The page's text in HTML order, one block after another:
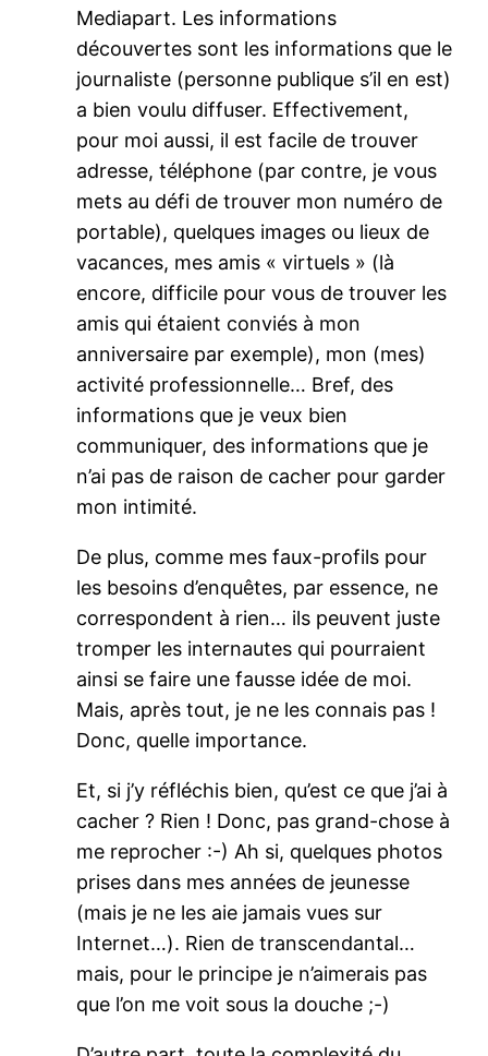
Mediapart. Les informations
découvertes sont les informations que le
journaliste (personne publique s’il en est)
a bien voulu diffuser. Effectivement,
pour moi aussi, il est facile de trouver
adresse, téléphone (par contre, je vous
mets au défi de trouver mon numéro de
portable), quelques images ou lieux de
vacances, mes amis « virtuels » (là
encore, difficile pour vous de trouver les
amis qui étaient conviés à mon
anniversaire par exemple), mon (mes)
activité professionnelle… Bref, des
informations que je veux bien
communiquer, des informations que je
n’ai pas de raison de cacher pour garder
mon intimité.
De plus, comme mes faux-profils pour
les besoins d’enquêtes, par essence, ne
correspondent à rien… ils peuvent juste
tromper les internautes qui pourraient
ainsi se faire une fausse idée de moi.
Mais, après tout, je ne les connais pas !
Donc, quelle importance.
Et, si j’y réfléchis bien, qu’est ce que j’ai à
cacher ? Rien ! Donc, pas grand-chose à
me reprocher :-) Ah si, quelques photos
prises dans mes années de jeunesse
(mais je ne les aie jamais vues sur
Internet…). Rien de transcendantal…
mais, pour le principe je n’aimerais pas
que l’on me voit sous la douche ;-)